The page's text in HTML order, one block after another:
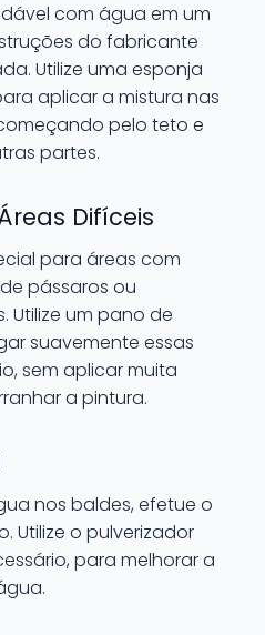
com água em um
do fabricante
Utilize uma esponja
aplicar a mistura nas
pelo teto e
partes.
Difíceis
para áreas com
pássaros ou
Utilize um pano de
suavemente essas
sem aplicar muita
a pintura.
nos baldes, efetue o
Utilize o pulverizador
para melhorar a